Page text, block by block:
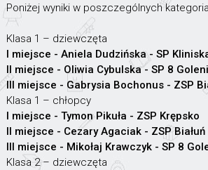
Poniżej wyniki w poszczególnych
Klasa 1 – dziewczęta
I miejsce - Aniela Dudzińska - SP
II miejsce - Oliwia Cybulska - SP 8
III miejsce - Gabrysia Bochonus - ZSP
Klasa 1 – chłopcy
I miejsce - Tymon Pikuła - ZSP Krępsko
II miejsce - Cezary Agaciak - ZSP Białuń
III miejsce - Mikołaj Krawczyk - SP 8
Klasa 2 – dziewczęta